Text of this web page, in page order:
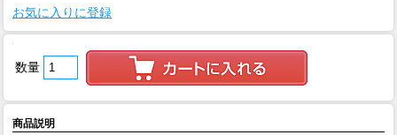
お気に入りに登録
数量
商品説明